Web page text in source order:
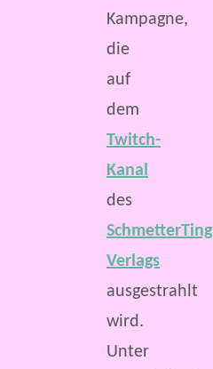
Kampagne,
die
auf
dem
Twitch-
Kanal
des
SchmetterTing
Verlags
ausgestrahlt
wird.
Unter